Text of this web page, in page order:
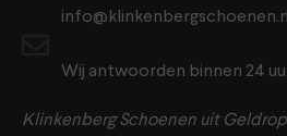
info@klinkenbergschoenen.nl
Wij antwoorden binnen 24
Klinkenberg Schoenen uit